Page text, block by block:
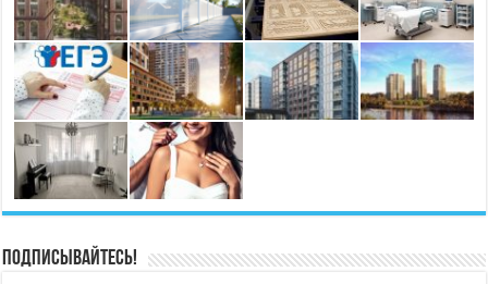
Подписывайтесь!